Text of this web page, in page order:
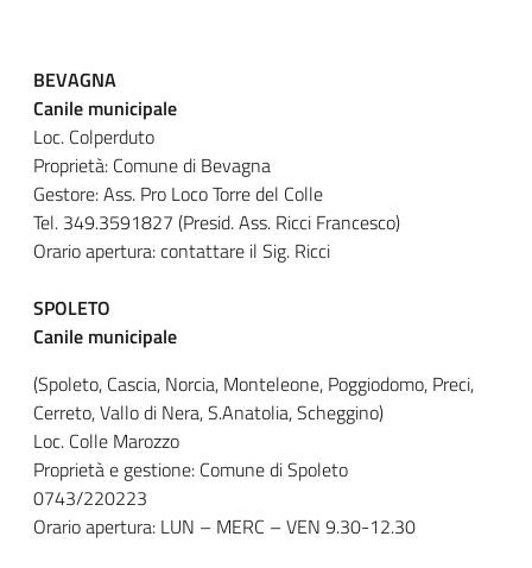
BEVAGNA
Canile municipale
Loc. Colperduto
Proprietà: Comune di Bevagna
Gestore: Ass. Pro Loco Torre del Colle
Tel. 349.3591827 (Presid. Ass. Ricci Francesco)
Orario apertura: contattare il Sig. Ricci
SPOLETO
Canile municipale
(Spoleto, Cascia, Norcia, Monteleone, Poggiodomo, Preci,
Cerreto, Vallo di Nera, S.Anatolia, Scheggino)
Loc. Colle Marozzo
Proprietà e gestione: Comune di Spoleto
0743/220223
Orario apertura: LUN – MERC – VEN 9.30-12.30